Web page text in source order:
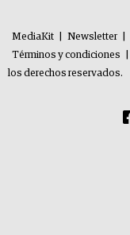
MediaKit Newsletter
Términos y condiciones
los derechos reservados.